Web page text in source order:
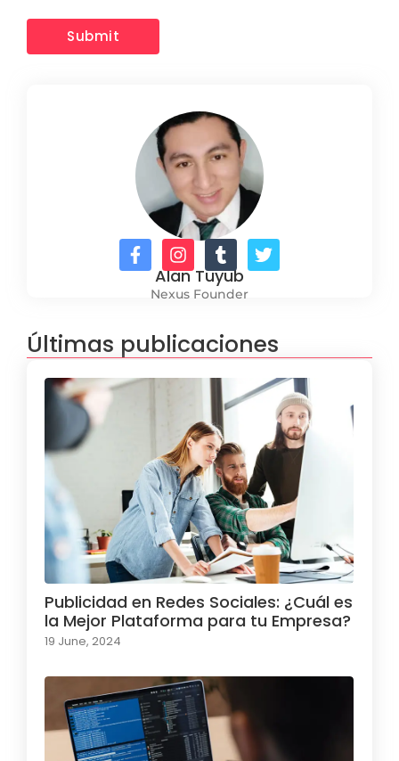
Alan Tuyub
Nexus Founder
Últimas publicaciones
Publicidad en Redes Sociales: ¿Cuál es
la Mejor Plataforma para tu Empresa?
19 June, 2024